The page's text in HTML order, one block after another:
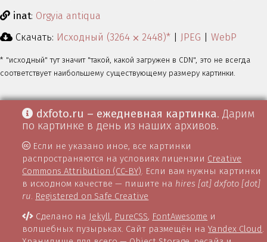
inat: Orgyia antiqua
Скачать: Исходный (3264 ⨉ 2448)* JPEG WebP
* "исходный" тут значит "такой, какой загружен в CDN", это не всегда
соответствует наибольшему существующему размеру картинки.
dxfoto.ru – ежедневная картинка. Дарим
по картинке в день из наших архивов.
Если не указано иное, все картинки
распространяются на условиях лицензии Creative
Commons Attribution (CC-BY). Если вам нужны картинки
в исходном качестве — пишите на hires [at] dxfoto [dot]
ru. Registered on Safe Creative
Сделано на Jekyll, PureCSS, FontAwesome и
волшебных пузырьках. Сайт размещён наYandex Cloud.